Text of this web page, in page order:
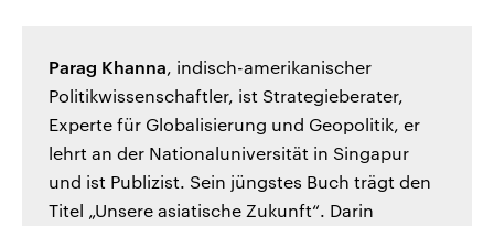
Parag Khanna, indisch-amerikanischer
Politikwissenschaftler, ist Strategieberater,
Experte für Globalisierung und Geopolitik, er
lehrt an der Nationaluniversität in Singapur
und ist Publizist. Sein jüngstes Buch trägt den
Titel „Unsere asiatische Zukunft“. Darin